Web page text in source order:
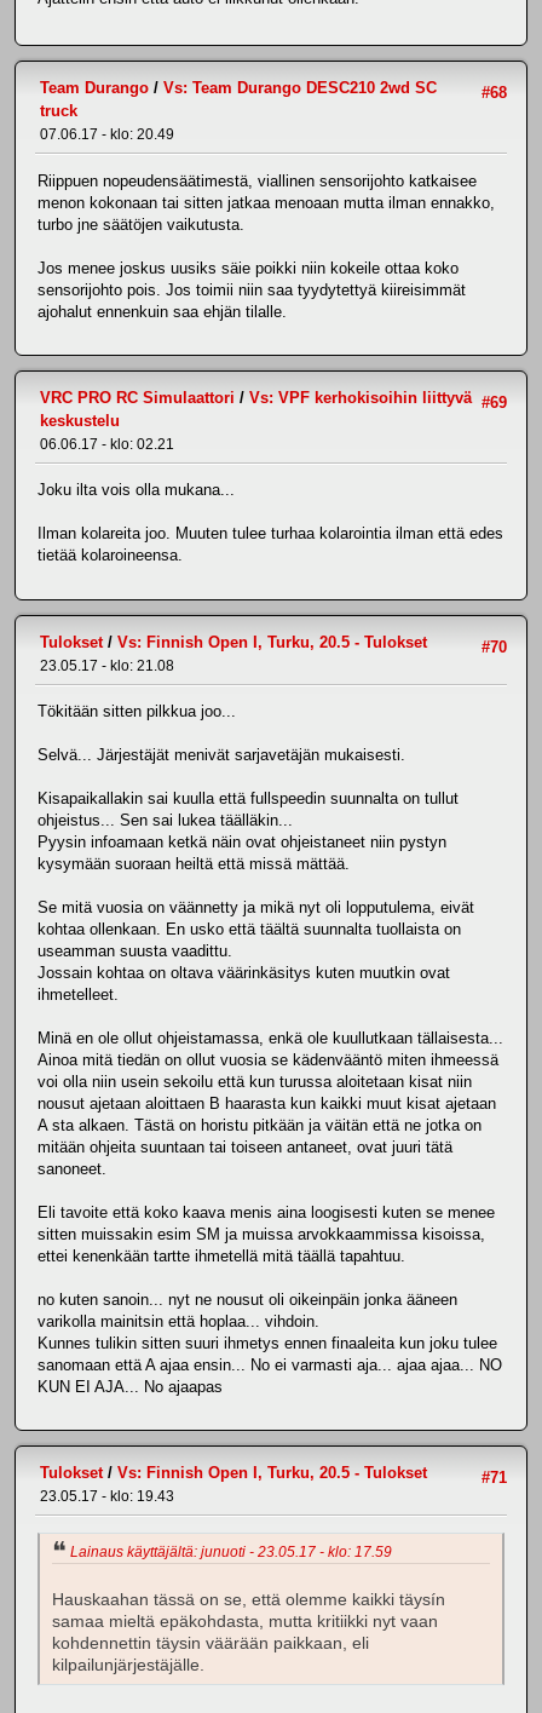
#68
Team Durango / Vs: Team Durango DESC210 2wd SC
truck
07.06.17 - klo: 20.49
Riippuen nopeudensäätimestä, viallinen sensorijohto katkaisee
menon kokonaan tai sitten jatkaa menoaan mutta ilman ennakko,
turbo jne säätöjen vaikutusta.
Jos menee joskus uusiks säie poikki niin kokeile ottaa koko
sensorijohto pois. Jos toimii niin saa tyydytettyä kiireisimmät
ajohalut ennenkuin saa ehjän tilalle.
#69
VRC PRO RC Simulaattori / Vs: VPF kerhokisoihin liittyvä
keskustelu
06.06.17 - klo: 02.21
Joku ilta vois olla mukana...
Ilman kolareita joo. Muuten tulee turhaa kolarointia ilman että edes
tietää kolaroineensa.
#70
Tulokset/ Vs: Finnish Open I, Turku, 20.5 - Tulokset
23.05.17 - klo: 21.08
Tökitään sitten pilkkua joo...
Selvä... Järjestäjät menivät sarjavetäjän mukaisesti.
Kisapaikallakin sai kuulla että fullspeedin suunnalta on tullut
ohjeistus... Sen sai lukea täälläkin...
Pyysin infoamaan ketkä näin ovat ohjeistaneet niin pystyn
kysymään suoraan heiltä että missä mättää.
Se mitä vuosia on väännetty ja mikä nyt oli lopputulema, eivät
kohtaa ollenkaan. En usko että täältä suunnalta tuollaista on
useamman suusta vaadittu.
Jossain kohtaa on oltava väärinkäsitys kuten muutkin ovat
ihmetelleet.
Minä en ole ollut ohjeistamassa, enkä ole kuullutkaan tällaisesta...
Ainoa mitä tiedän on ollut vuosia se kädenvääntö miten ihmeessä
voi olla niin usein sekoilu että kun turussa aloitetaan kisat niin
nousut ajetaan aloittaen B haarasta kun kaikki muut kisat ajetaan
A sta alkaen. Tästä on horistu pitkään ja väitän että ne jotka on
mitään ohjeita suuntaan tai toiseen antaneet, ovat juuri tätä
sanoneet.
Eli tavoite että koko kaava menis aina loogisesti kuten se menee
sitten muissakin esim SM ja muissa arvokkaammissa kisoissa,
ettei kenenkään tartte ihmetellä mitä täällä tapahtuu.
no kuten sanoin... nyt ne nousut oli oikeinpäin jonka ääneen
varikolla mainitsin että hoplaa... vihdoin.
Kunnes tulikin sitten suuri ihmetys ennen finaaleita kun joku tulee
sanomaan että A ajaa ensin... No ei varmasti aja... ajaa ajaa... NO
KUN EI AJA... No ajaapas
#71
Tulokset/ Vs: Finnish Open I, Turku, 20.5 - Tulokset
23.05.17 - klo: 19.43
Lainaus käyttäjältä: junuoti - 23.05.17 - klo: 17.59
Hauskaahan tässä on se, että olemme kaikki täysín
samaa mieltä epäkohdasta, mutta kritiikki nyt vaan
kohdennettin täysin väärään paikkaan, eli
kilpailunjärjestäjälle.